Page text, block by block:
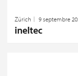
Zürich 9 septembre
ineltec